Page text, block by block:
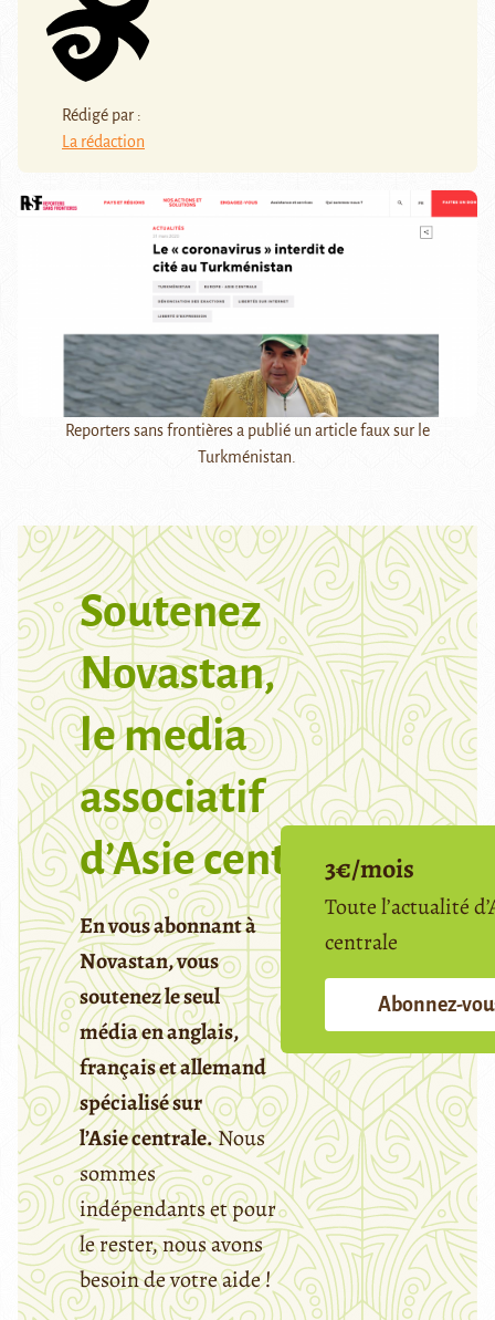
Rédigé par :
La rédaction
Reporters sans frontières a publié un article faux sur le
Turkménistan.
Soutenez
Novastan,
le media
associatif
d’Asie centrale
En vous abonnant à
Novastan, vous
soutenez le seul
média en anglais,
français et allemand
spécialisé sur
l’Asie centrale.Nous
sommes
indépendants et pour
le rester, nous avons
besoin de votre aide !
3€/mois
Toute l’actualité
centrale
Abonnez-